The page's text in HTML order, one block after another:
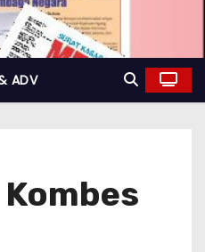
ADV